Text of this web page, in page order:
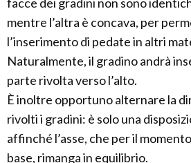
mentre l’altra è concava, per
l’inserimento di pedate in altri
Naturalmente, il gradino andrà
parte rivolta verso l’alto.
È inoltre opportuno alternare la
rivolti i gradini: è solo una
affinché l’asse, che per il
base, rimanga in equilibrio.